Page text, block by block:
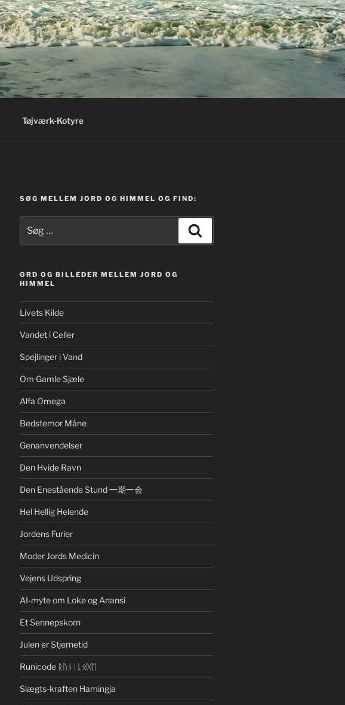
Tøjværk-Kotyre
SØG MELLEM JORD OG HIMMEL OG FIND:
efter:
ORD OG BILLEDER MELLEM JORD OG
HIMMEL
Livets Kilde
Vandet i Celler
Spejlinger i Vand
Om Gamle Sjæle
Alfa Omega
Bedstemor Måne
Genanvendelser
Den Hvide Ravn
Den Enestående Stund 一期一会
Hel Hellig Helende
Jordens Furier
Moder Jords Medicin
Vejens Udspring
AI-myte om Loke og Anansi
Et Sennepskorn
Julen er Stjernetid
Runicode ᚱᚢᚾᛁᚳᛟᛞᛖ
Slægts-kraften Hamingja